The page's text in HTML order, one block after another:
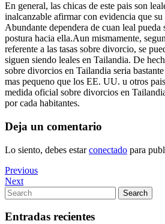
En general, las chicas de este pais son
inalcanzable afirmar con evidencia que su
Abundante dependera de cuan leal
postura hacia ella.Aun mismamente,
referente a las tasas sobre divorcio, se
siguen siendo leales en Tailandia. De
sobre divorcios en Tailandia seri­a
mas pequeno que los EE. UU. u otros
medida oficial sobre divorcios en
por cada habitantes.
Deja un comentario
Lo siento, debes estarconectado para
Navegación
de
entradas
Previous
Post
Previous
Next
Post
Next
Search
for:
Search
Entradas recientes